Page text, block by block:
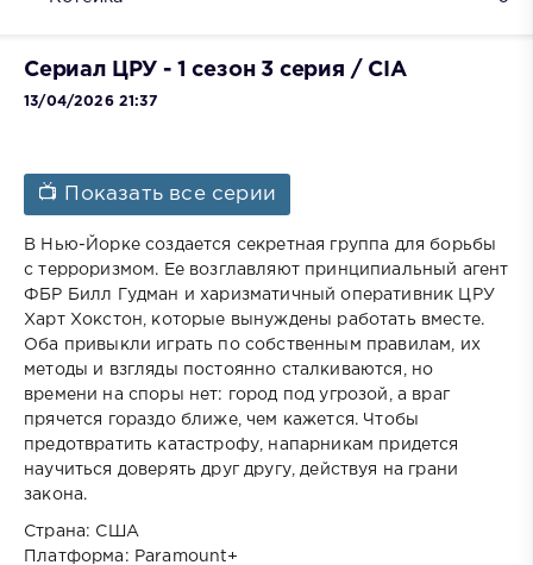
Сериал ЦРУ - 1 сезон 3 серия / CIA
13/04/2026 21:37
📺 Показать все серии
В Нью-Йорке создается секретная группа для борьбы
с терроризмом. Ее возглавляют принципиальный агент
ФБР Билл Гудман и харизматичный оперативник ЦРУ
Харт Хокстон, которые вынуждены работать вместе.
Оба привыкли играть по собственным правилам, их
методы и взгляды постоянно сталкиваются, но
времени на споры нет: город под угрозой, а враг
прячется гораздо ближе, чем кажется. Чтобы
предотвратить катастрофу, напарникам придется
научиться доверять друг другу, действуя на грани
закона.
Страна: США
Платформа: Paramount+